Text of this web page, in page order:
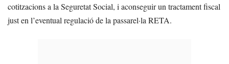
cotitzacions a la Seguretat Social, i aconseguir un tractament fiscal
just en l’eventual regulació de la passarel·la RETA.